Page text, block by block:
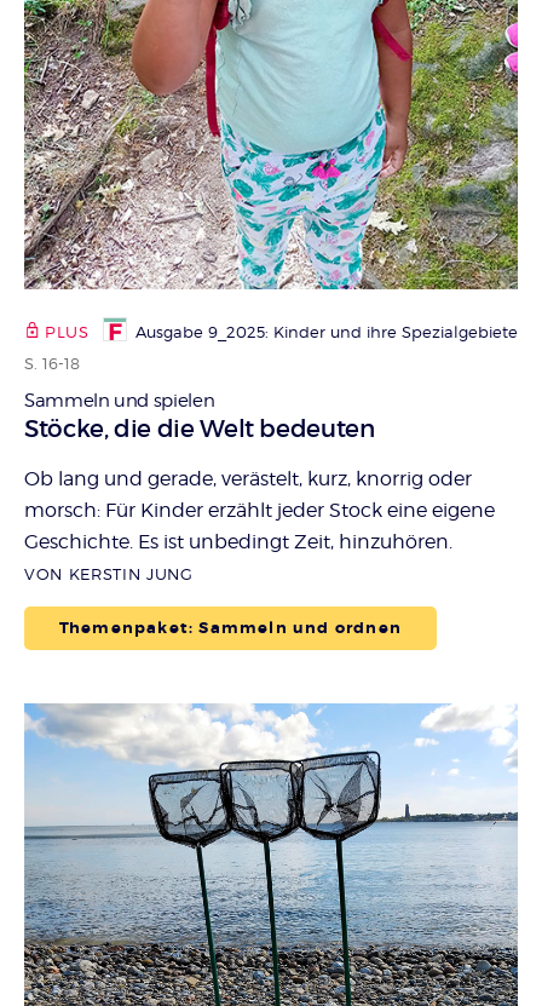
PLUS
Ausgabe 9_2025: Kinder und ihre Spezialgebiete
S. 16-18
Sammeln und spielen
:
Stöcke, die die Welt bedeuten
Ob lang und gerade, verästelt, kurz, knorrig oder
morsch: Für Kinder erzählt jeder Stock eine eigene
Geschichte. Es ist unbedingt Zeit, hinzuhören.
VON KERSTIN JUNG
Themenpaket: Sammeln und ordnen